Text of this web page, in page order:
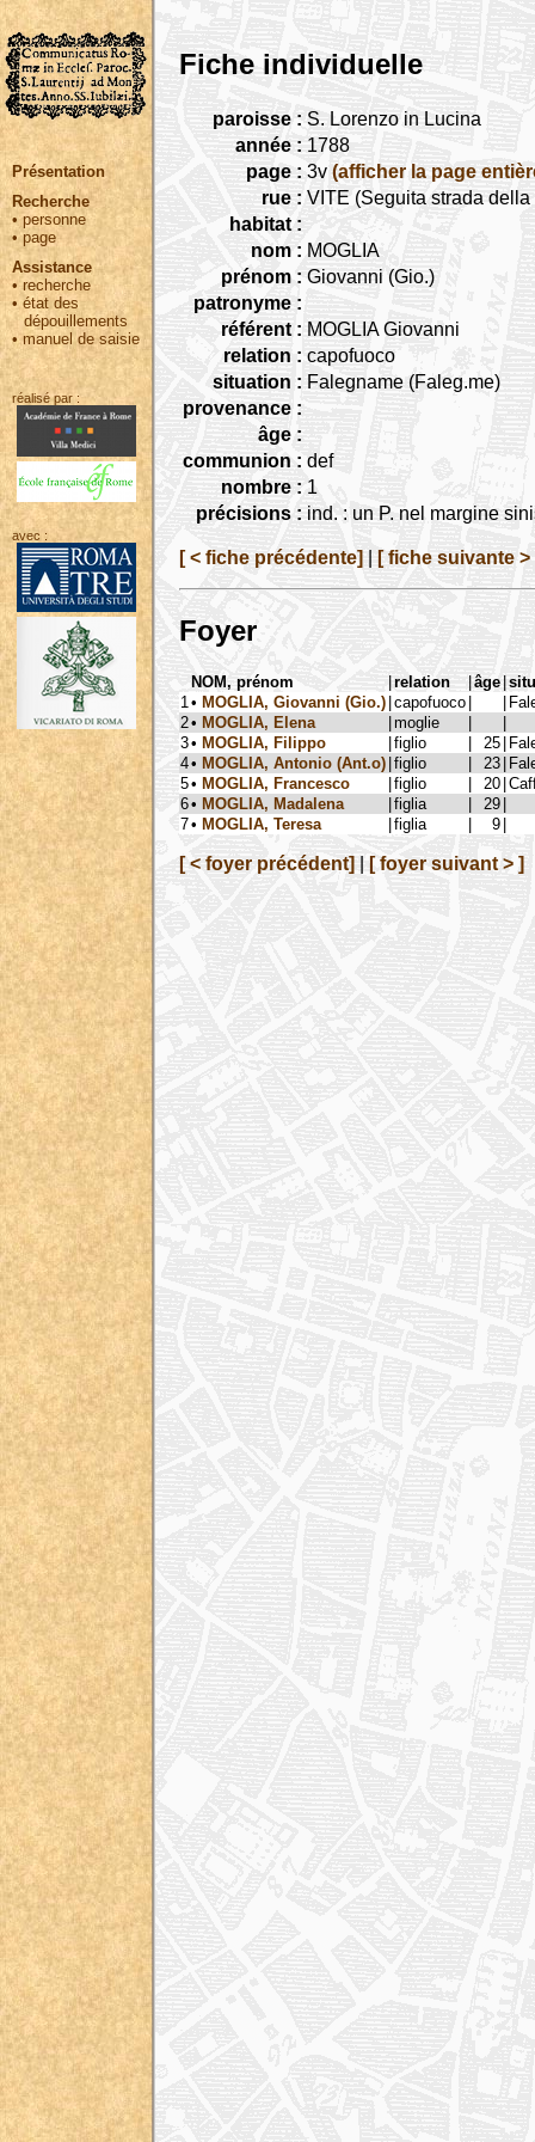
Présentation
Recherche
• personne
•page
Assistance
• recherche
•état des
dépouillements
•manuel de saisie
réalisé par :
avec :
Fiche individuelle
paroisse : S. Lorenzo in Lucina
année : 1788
page : 3v (afficher la page
rue : VITE (Seguita strada
habitat :
nom : MOGLIA
prénom : Giovanni (Gio.)
patronyme :
référent : MOGLIA Giovanni
relation : capofuoco
situation : Falegname (Faleg.me)
provenance :
âge :
communion : def
nombre : 1
précisions : ind. : un P. nel margine
[ < fiche précédente] [ fiche suivante >
Foyer
NOM, prénom |relation |âge |
1 • MOGLIA, Giovanni (Gio.) |capofuoco | |
2• MOGLIA, Elena |moglie |
|
3• MOGLIA, Filippo |figlio | 25 |
4• MOGLIA, Antonio (Ant.o) |figlio | 23 |
5• MOGLIA, Francesco |figlio | 20 |
6• MOGLIA, Madalena |figlia | 29 |
7• MOGLIA, Teresa |figlia | 9 |
[ < foyer précédent] [ foyer suivant > ]